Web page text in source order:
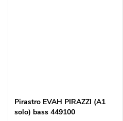
Pirastro EVAH PIRAZZI (A1
solo) bass 449100